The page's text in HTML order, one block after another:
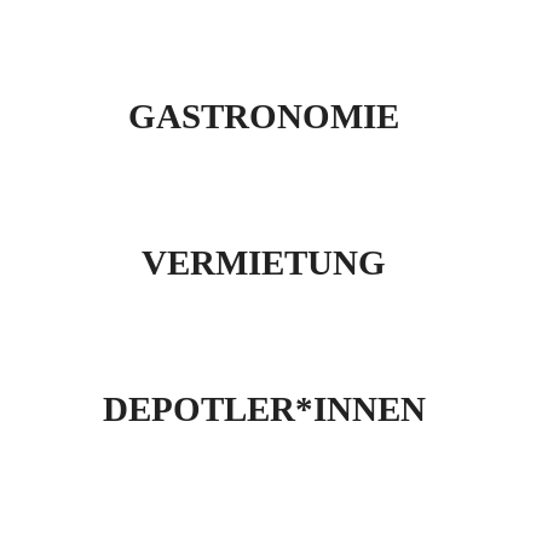
GASTRONOMIE
VERMIETUNG
DEPOTLER*INNEN